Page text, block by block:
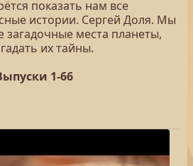
показать нам все
истории. Сергей Доля. Мы
загадочные места планеты,
их тайны.
1-66